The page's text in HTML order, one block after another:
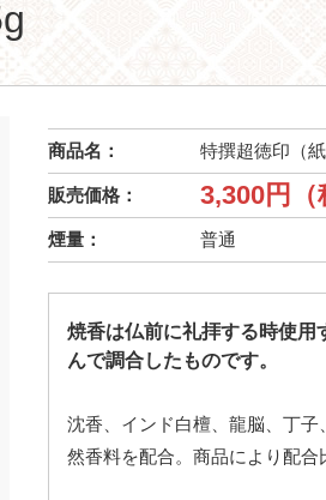
商品名： 特撰超徳印（
販売価格： 3,300円（
煙量： 普通
焼香は仏前に礼拝する時使用
んで調合したものです。
沈香、インド白檀、龍脳、丁
然香料を配合。商品により配合